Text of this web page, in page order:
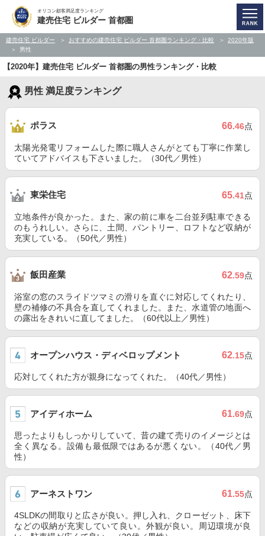
オリコン顧客満足度ランキング
建売住宅 ビルダー 首都圏
建売住宅 ビルダー おすすめの建売住宅 ビルダー 首都圏ランキング・比較
2020年版
男性
【2020年】建売住宅 ビルダー 首都圏の男性ランキング・比較
男性 満足度ランキング
ポラス 66.46点
太陽光発電リフォームした際に職人さんがとても丁寧に作業し
ていてアドバイスも下さいました。（30代／男性）
東栄住宅 65.41点
立地条件が良かった。また、家の前に車を二台並列駐車できる
のもうれしい。さらに、土間、パントリー、ロフトなど収納が
充実している。（50代／男性）
飯田産業 62.59点
浴室の窓のスライドツマミの滑りを直ぐに対応してくれたり、
壁の補修の不具合を直してくれました。また、水道管の地面へ
の露出をきれいに直してました。（60代以上／男性）
オープンハウス・ディベロップメント 62.15点
応対してくれた方が親身になってくれた。（40代／男性）
アイディホーム 61.69点
思ったよりもしっかりしていて、昔の建て売りのイメージとは
全く異なる。設備も最低限ではあるが悪くない。（40代／男
性）
アーネストワン 61.55点
4SLDKの間取りと広さが良い。押し入れ、クローゼット、床下
などの収納が充実していて良い。外観が良い。周辺環境が良